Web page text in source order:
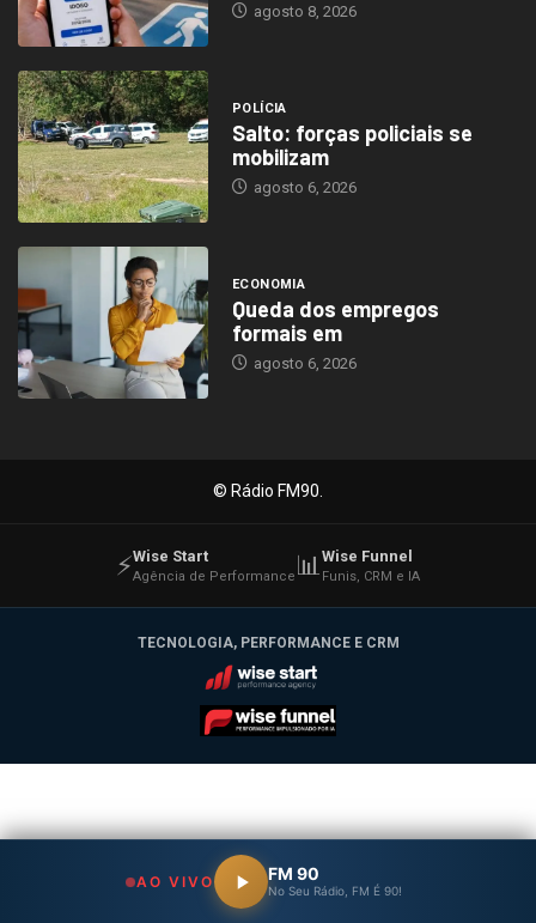
agosto 8, 2026
POLÍCIA
Salto: forças policiais se
mobilizam
agosto 6, 2026
ECONOMIA
Queda dos empregos
formais em
agosto 6, 2026
© Rádio FM90.
⚡Wise Start
Agência de Performance 📊 Wise Funnel
Funis, CRM e IA
AO VIVO FM 90
No Seu Rádio, FM É 90!
TECNOLOGIA, PERFORMANCE E CRM
Wise Start
Wise Funnel